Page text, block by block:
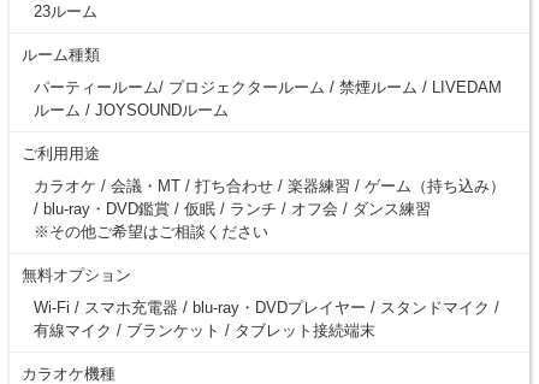
23ルーム
ルーム種類
パーティールーム/ プロジェクタールーム / 禁煙ルーム / LIVEDAM
ルーム / JOYSOUNDルーム
ご利用用途
カラオケ / 会議・MT / 打ち合わせ / 楽器練習 / ゲーム（持ち込み）
/ blu-ray・DVD鑑賞 / 仮眠 / ランチ / オフ会 / ダンス練習
※その他ご希望はご相談ください
無料オプション
Wi-Fi / スマホ充電器 / blu-ray・DVDプレイヤー / スタンドマイク /
有線マイク / ブランケット / タブレット接続端末
カラオケ機種